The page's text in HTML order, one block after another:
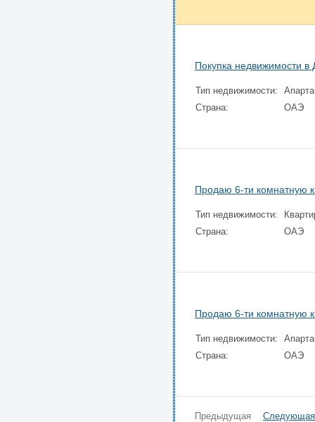
Покупка недвижимости в
Тип недвижимости:
Страна:
ОАЭ
Продаю 6-ти комнатную
Тип недвижимости:
Страна:
ОАЭ
Продаю 6-ти комнатную
Тип недвижимости:
Страна:
ОАЭ
Предыдущая Следующая